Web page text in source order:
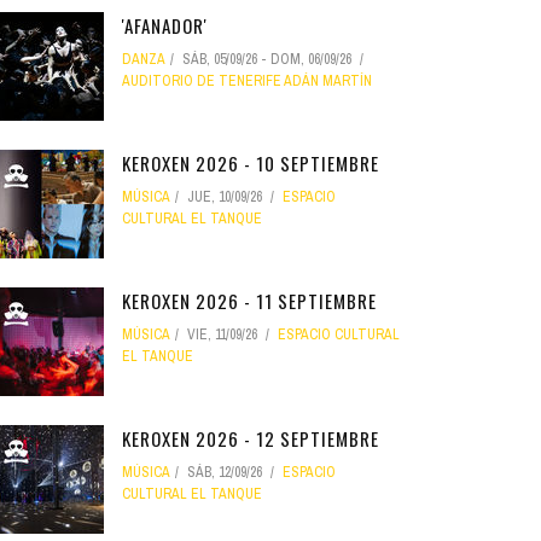
'AFANADOR'
DANZA SÁB, 05/09/26 - DOM, 06/09/26
AUDITORIO DE TENERIFE ADÁN MARTÍN
KEROXEN 2026 - 10 SEPTIEMBRE
MÚSICA JUE, 10/09/26
ESPACIO
CULTURAL EL TANQUE
KEROXEN 2026 - 11 SEPTIEMBRE
MÚSICA VIE, 11/09/26
ESPACIO CULTURAL
EL TANQUE
KEROXEN 2026 - 12 SEPTIEMBRE
MÚSICA SÁB, 12/09/26
ESPACIO
CULTURAL EL TANQUE